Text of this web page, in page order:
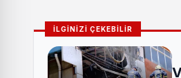
İLGİNİZİ ÇEKEBİLİR